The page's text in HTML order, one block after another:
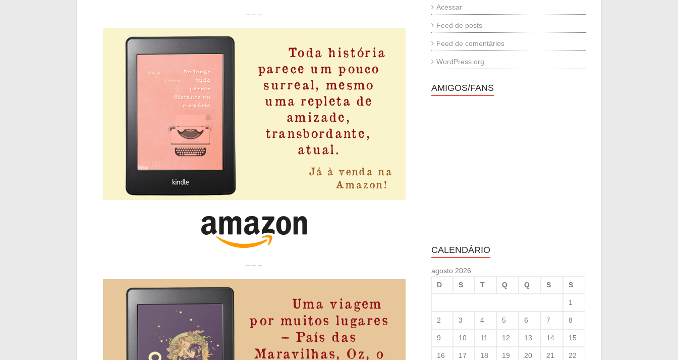
– – –
– – –
Acessar
Feed de posts
Feed de comentários
WordPress.org
AMIGOS/FANS
CALENDÁRIO
agosto 2026
D
S T Q Q S S
1
2 3 4 5 6 7 8
9 10 11 12 13 14 15
16 17 18 19 20 21 22